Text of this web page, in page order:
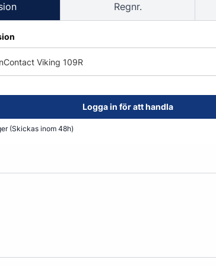
Smådäck
Till kundservice
Kemikalier & Vätskor
Regnr.
Viking 109R
Logga in för att handla
(Skickas inom 48h)